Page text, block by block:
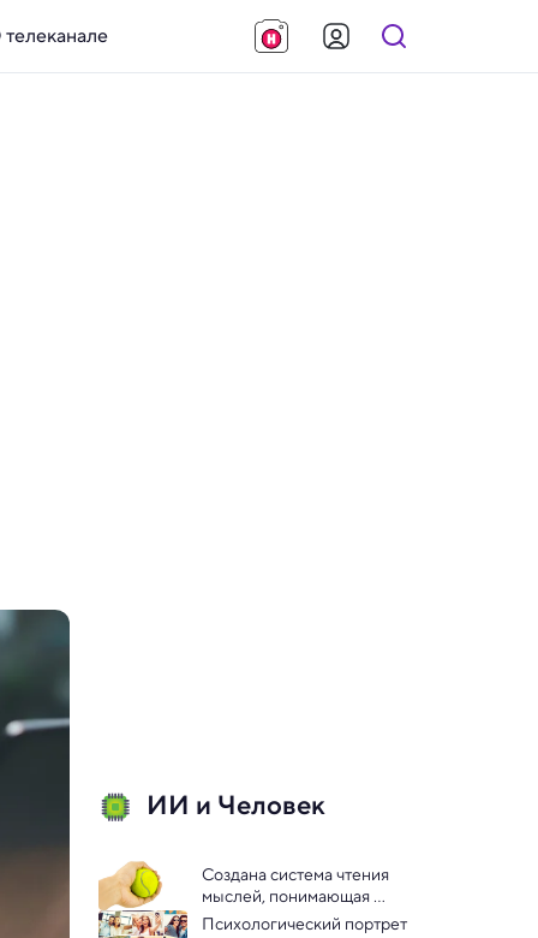
ИИ и Человек
Создана система чтения
мыслей, понимающая
сигналы мозга при
Психологический портрет